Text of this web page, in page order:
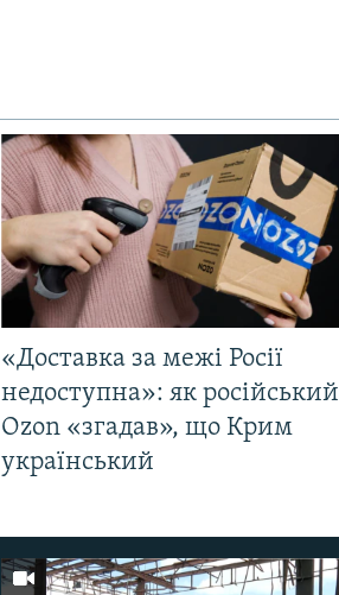
«Доставка за межі Росії
недоступна»: як російський
Ozon «згадав», що Крим
український